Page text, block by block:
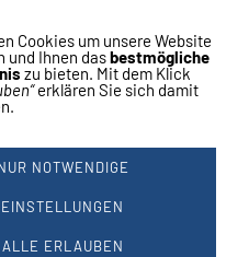
Cookies um unsere Website
und Ihnen dasbestmögliche
zu bieten. Mit dem Klick
erklären Sie sich damit
NOTWENDIGE
EINSTELLUNGEN
ALLE ERLAUBEN